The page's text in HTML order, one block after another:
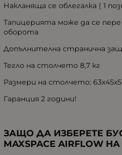
Накланяща се облегалка ( 1
Тапицерията може да се пере
оборота
Допълнителна странична
Тегло на столчето 8,7 кг
Размери на столчето:
Гаранция 2 години!
ЗАЩО ДА ИЗБЕРЕТЕ
MAXSPACE AIRFLOW НА